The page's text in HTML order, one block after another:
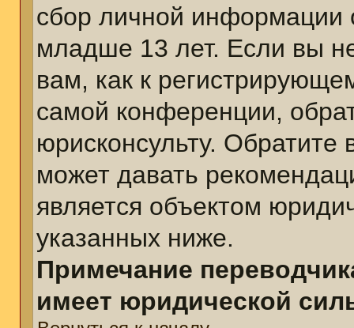
сбор личной информации
младше 13 лет. Если вы
вам, как к
самой конференции,
юрисконсульту.
может давать
является объектом
указанных ниже.
Примечание
имеет юридической